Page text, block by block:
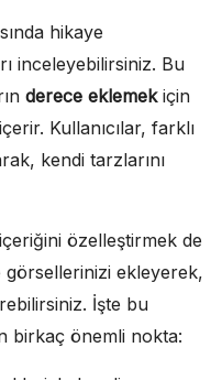
hikaye
inceleyebilirsiniz. Bu
derece eklemekiçin
Kullanıcılar, farklı
kendi tarzlarını
özelleştirmek de
görsellerinizi ekleyerek,
İşte bu
birkaç önemli nokta: